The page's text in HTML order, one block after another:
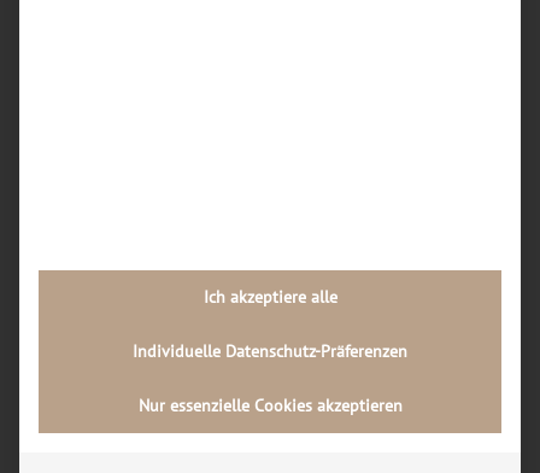
bei Handy-Reparaturen in Dortmund, und wie
kann ich diese als Kunde erkennen?
Archiv
Ich akzeptiere alle
Individuelle Datenschutz-Präferenzen
Nur essenzielle Cookies akzeptieren